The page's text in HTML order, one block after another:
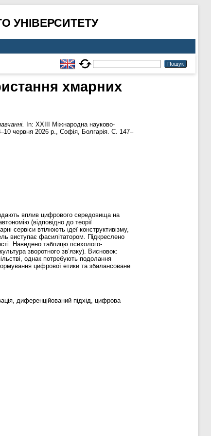
УНІВЕРСИТЕТУ
хмарних
In: XXIII Міжнародна науково-
червня 2026 р., Софія, Болгарія. С. 147–
вплив цифрового середовища на
(відповідно до теорії
сервіси втілюють ідеї конструктивізму,
виступає фасилітатором. Підкреслено
Наведено таблицю психолого-
зворотного зв’язку). Висновок:
однак потребують подолання
цифрової етики та збалансоване
диференційований підхід, цифрова